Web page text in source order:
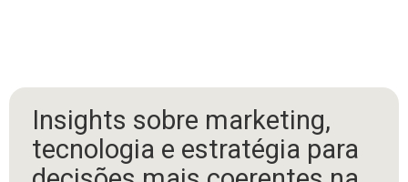
Insights sobre marketing,
tecnologia e estratégia para